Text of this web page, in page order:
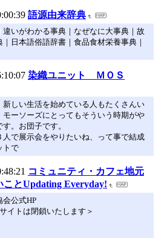
語源由来辞典
違いがわかる事典｜なぜなに大事典｜故
日本語俗語辞書｜食品食材栄養事典｜
染織ユニット ＭＯＳ
新しい生活を始めている人もたくさんい
モーソーズにとってもそういう時期がや
。お団子です。
人で展示会をやりたいね、って事で結成
トで
コミュニティ・カフェ地元
ことUpdating Everyday!
会公式HP
イトは閉鎖いたします＞